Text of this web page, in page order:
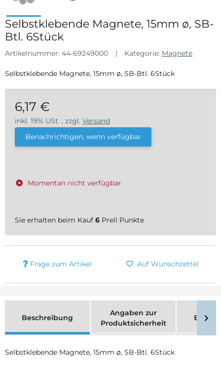
Selbstklebende Magnete, 15mm ø, SB-
Btl. 6Stück
Artikelnummer: 44-69249000 Kategorie: Magnete
Selbstklebende Magnete, 15mm ø, SB-Btl. 6Stück
6,17 €
inkl. 19% USt. , zzgl. Versand
Benachrichtigen, wenn verfügbar
Momentan nicht verfügbar
Sie erhalten beim Kauf 6 Prell Punkte
Frage zum Artikel Auf Wunschzettel
Beschreibung
Angaben zur
Produktsicherheit
Selbstklebende Magnete, 15mm ø, SB-Btl. 6Stück